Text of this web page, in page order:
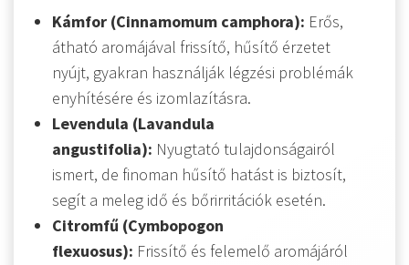
Kámfor (Cinnamomum camphora): Erős,
átható aromájával frissítő, hűsítő érzetet
nyújt, gyakran használják légzési problémák
enyhítésére és izomlazításra.
Levendula (Lavandula
angustifolia): Nyugtató tulajdonságairól
ismert, de finoman hűsítő hatást is biztosít,
segít a meleg idő és bőrirritációk esetén.
Citromfű (Cymbopogon
flexuosus): Frissítő és felemelő aromájáról